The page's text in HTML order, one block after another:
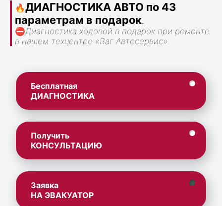
🔥ДИАГНОСТИКА АВТО по 43
параметрам в подарок.
⛔Диагностика ходовой в подарок при ремонте
в нашем техцентре «Ваг Автосервис».
Бесплатная
ДИАГНОСТИКА
Получить
КОНСУЛЬТАЦИЮ
Заявка
НА ЭВАКУАТОР